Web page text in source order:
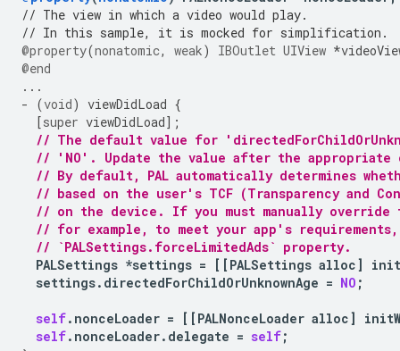
// The view in which a video would play.
// In this sample, it is mocked for simplification.
@property(nonatomic, weak) IBOutlet UIView *
@end
...
-
(void) viewDidLoad {
[super viewDidLoad];
// The default value for
// 'NO'. Update the value after the appropriate
// By default, PAL automatically determines
// based on the user's TCF (Transparency and
// on the device. If you must manually override
// for example, to meet your app's
// `PALSettings.forceLimitedAds` property.
PALSettings *settings = [[ PALSettings alloc]
init
settings. directedForChildOrUnknownAge = NO ;
self. nonceLoader = [[ PALNonceLoader alloc]
self. nonceLoader. delegate = self;